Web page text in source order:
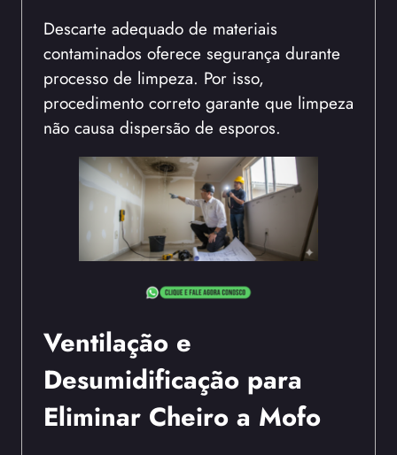
Descarte adequado de materiais
contaminados oferece segurança durante
processo de limpeza. Por isso,
procedimento correto garante que limpeza
não causa dispersão de esporos.
Ventilação e
Desumidificação para
Eliminar Cheiro a Mofo